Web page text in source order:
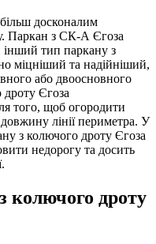
досконалим
Паркан з СК-А Єгоза
інший тип паркану з
міцніший та надійніший,
або двоосновного
дроту Єгоза
того, щоб огородити
лінії периметра. У
з колючого дроту Єгоза
недорогу та досить
колючого дроту